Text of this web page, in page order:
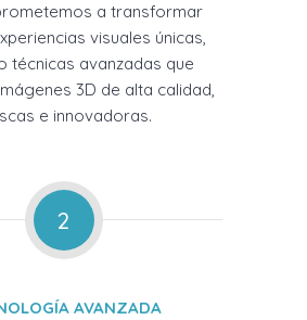
a transformar
visuales únicas,
técnicas avanzadas que
3D de alta calidad,
e innovadoras.
2
AVANZADA